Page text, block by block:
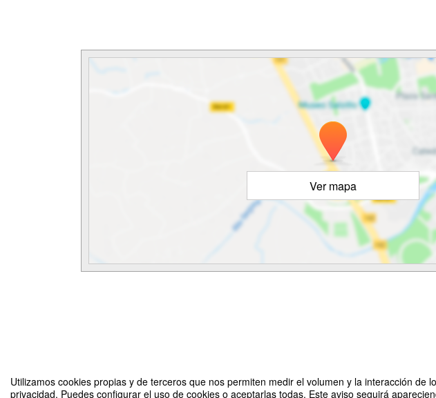
Utilizamos cookies propias y de terceros que nos permiten medir el volumen y la interacción
privacidad. Puedes configurar el uso de cookies o aceptarlas todas. Este aviso seguirá
Ver mapa
CineClub // Ciclo de Cine Internacional